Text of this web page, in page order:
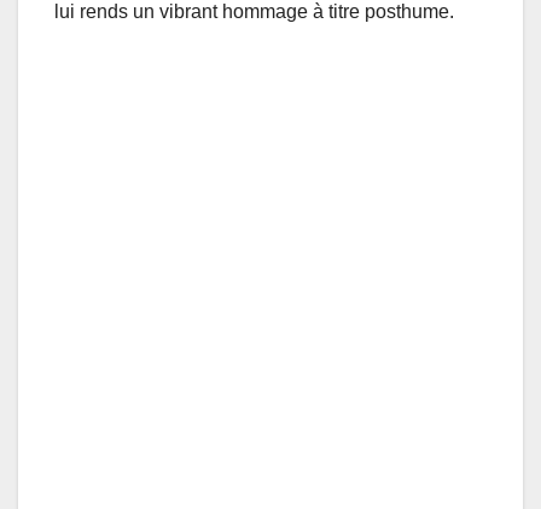
lui rends un vibrant hommage à titre posthume.